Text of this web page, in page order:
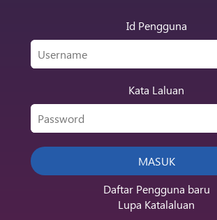
Id Pengguna
Kata Laluan
Daftar Pengguna baru
Lupa Katalaluan